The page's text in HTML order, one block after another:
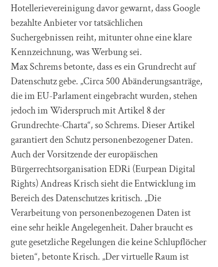
Hotellerievereinigung davor gewarnt, dass Google
bezahlte Anbieter vor tatsächlichen
Suchergebnissen reiht, mitunter ohne eine klare
Kennzeichnung, was Werbung sei.
Max Schrems betonte, dass es ein Grundrecht auf
Datenschutz gebe. „Circa 500 Abänderungsanträge,
die im EU-Parlament eingebracht wurden, stehen
jedoch im Widerspruch mit Artikel 8 der
Grundrechte-Charta“, so Schrems. Dieser Artikel
garantiert den Schutz personenbezogener Daten.
Auch der Vorsitzende der europäischen
Bürgerrechtsorganisation EDRi (Eurpean Digital
Rights) Andreas Krisch sieht die Entwicklung im
Bereich des Datenschutzes kritisch. „Die
Verarbeitung von personenbezogenen Daten ist
eine sehr heikle Angelegenheit. Daher braucht es
gute gesetzliche Regelungen die keine Schlupflöcher
bieten“, betonte Krisch. „Der virtuelle Raum ist